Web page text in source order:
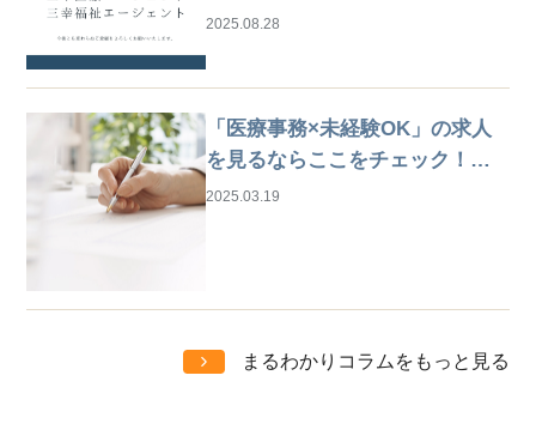
2025.08.28
「医療事務×未経験OK」の求人
を見るならここをチェック！は
じめての仕事探しガイド
2025.03.19
まるわかりコラムをもっと見る